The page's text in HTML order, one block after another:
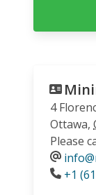
4
Ottawa,
Please
+1